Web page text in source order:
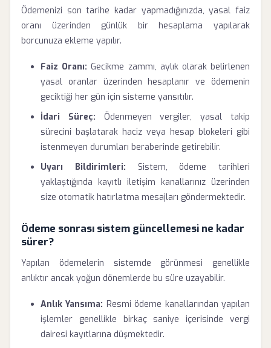
Ödemenizi son tarihe kadar yapmadığınızda, yasal faiz
oranı üzerinden günlük bir hesaplama yapılarak
borcunuza ekleme yapılır.
Faiz Oranı: Gecikme zammı, aylık olarak belirlenen
yasal oranlar üzerinden hesaplanır ve ödemenin
geciktiği her gün için sisteme yansıtılır.
İdari Süreç: Ödenmeyen vergiler, yasal takip
sürecini başlatarak haciz veya hesap blokeleri gibi
istenmeyen durumları beraberinde getirebilir.
Uyarı Bildirimleri: Sistem, ödeme tarihleri
yaklaştığında kayıtlı iletişim kanallarınız üzerinden
size otomatik hatırlatma mesajları göndermektedir.
Ödeme sonrası sistem güncellemesi ne kadar
sürer?
Yapılan ödemelerin sistemde görünmesi genellikle
anlıktır ancak yoğun dönemlerde bu süre uzayabilir.
Anlık Yansıma: Resmi ödeme kanallarından yapılan
işlemler genellikle birkaç saniye içerisinde vergi
dairesi kayıtlarına düşmektedir.